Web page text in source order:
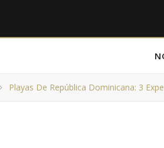
Playas De República Dominicana: 3